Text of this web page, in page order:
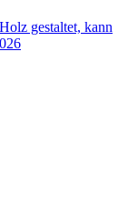
gestaltet, kann